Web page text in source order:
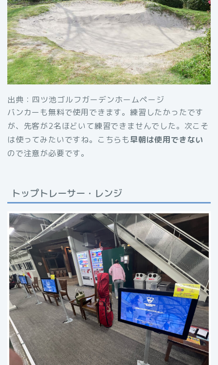
出典：四ツ池ゴルフガーデンホームページ
バンカーも無料で使用できます。練習したかったです
が、先客が2名ほどいて練習できませんでした。次こそ
は使ってみたいですね。こちらも早朝は使用できない
ので注意が必要です。
トップトレーサー・レンジ